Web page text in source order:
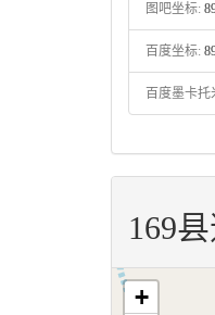
图吧坐标:
百度坐标:
百度墨卡托
169
+